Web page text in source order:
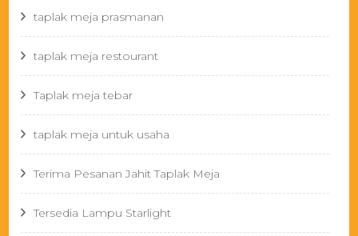
taplak meja prasmanan
taplak meja restourant
Taplak meja tebar
taplak meja untuk usaha
Terima Pesanan Jahit Taplak Meja
Tersedia Lampu Starlight